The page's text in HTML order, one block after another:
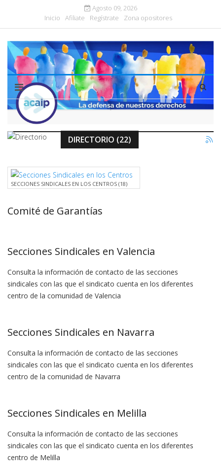
Agosto 09, 2026
Inicio
Afiliate Regístrate Zona opositores
DIRECTORIO (22)
SECCIONES SINDICALES EN LOS CENTROS (18)
Comité de Garantías
Secciones Sindicales en Valencia
Consulta la información de contacto de las secciones
sindicales con las que el sindicato cuenta en los diferentes
centro de la comunidad de Valencia
Secciones Sindicales en Navarra
Consulta la información de contacto de las secciones
sindicales con las que el sindicato cuenta en los diferentes
centro de la comunidad de Navarra
Secciones Sindicales en Melilla
Consulta la información de contacto de las secciones
sindicales con las que el sindicato cuenta en los diferentes
centro de Melilla